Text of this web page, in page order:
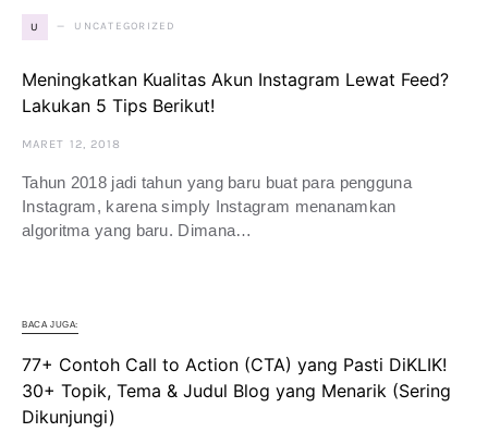
U UNCATEGORIZED
Meningkatkan Kualitas Akun Instagram Lewat Feed?
Lakukan 5 Tips Berikut!
MARET 12, 2018
Tahun 2018 jadi tahun yang baru buat para pengguna
Instagram, karena simply Instagram menanamkan
algoritma yang baru. Dimana…
BACA JUGA:
77+ Contoh Call to Action (CTA) yang Pasti DiKLIK!
30+ Topik, Tema & Judul Blog yang Menarik (Sering
Dikunjungi)